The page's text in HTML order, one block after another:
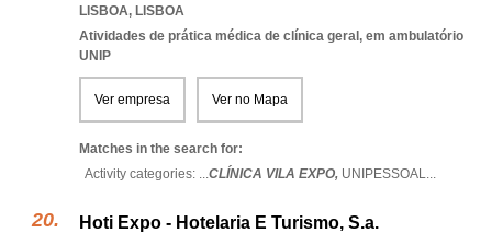
LISBOA, LISBOA
Atividades de prática médica de clínica geral, em ambulatório
UNIP
Ver empresa Ver no Mapa
Matches in the search for:
Activity categories: ...CLÍNICA VILA EXPO, UNIPESSOAL...
Hoti Expo - Hotelaria E Turismo, S.a.